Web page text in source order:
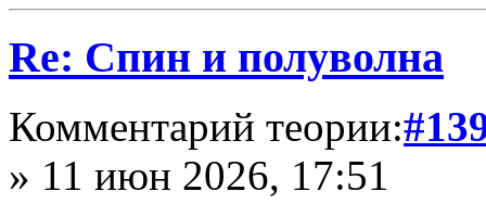
Re: Спин и полуволна
Комментарий теории:
» 11 июн 2026, 17:51